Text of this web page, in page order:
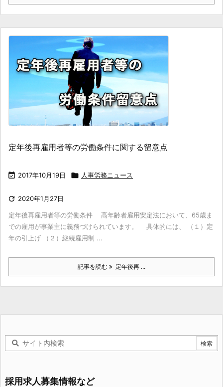
定年後再雇用者等の労働条件に関する留意点
 2017年10月19日  人事労務ニュース
 2020年1月27日
定年後再雇用者等の労働条件 高年齢者雇用安定法において、65歳ま
での雇用が事業主に義務づけられています。 具体的には、 （１）定
年の引上げ （２）継続雇用制 ...
記事を読む 定年後再 ...
採用求人募集情報など